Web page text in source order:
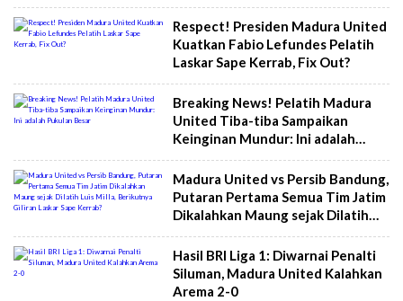
Respect! Presiden Madura United
Kuatkan Fabio Lefundes Pelatih
Laskar Sape Kerrab, Fix Out?
Breaking News! Pelatih Madura
United Tiba-tiba Sampaikan
Keinginan Mundur: Ini adalah
Madura United vs Persib Bandung,
Putaran Pertama Semua Tim Jatim
Dikalahkan Maung sejak Dilatih
Laskar Sape Kerrab?
Hasil BRI Liga 1: Diwarnai Penalti
Siluman, Madura United Kalahkan
Arema 2-0